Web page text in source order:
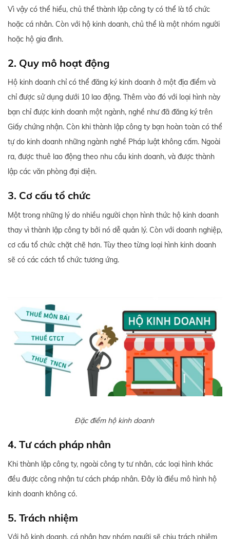
Vì vậy có thể hiểu, chủ thể thành lập công ty có thể là tổ chức
hoặc cá nhân. Còn với hộ kinh doanh, chủ thể là một nhóm người
hoặc hộ gia đình.
2. Quy mô hoạt động
Hộ kinh doanh chỉ có thể đăng ký kinh doanh ở một địa điểm và
chỉ được sử dụng dưới 10 lao động. Thêm vào đó với loại hình này
bạn chỉ được kinh doanh một ngành, nghề như đã đăng ký trên
Giấy chứng nhận. Còn khi thành lập công ty bạn hoàn toàn có thể
tự do kinh doanh những ngành nghề Pháp luật không cấm. Ngoài
ra, được thuê lao động theo nhu cầu kinh doanh, và được thành
lập các văn phòng đại diện.
3. Cơ cấu tổ chức
Một trong những lý do nhiều người chọn hình thức hộ kinh doanh
thay vì thành lập công ty bởi nó dễ quản lý. Còn với doanh nghiệp,
cơ cấu tổ chức chặt chẽ hơn. Tùy theo từng loại hình kinh doanh
sẽ có các cách tổ chức tương ứng.
Đặc điểm hộ kinh doanh
4. Tư cách pháp nhân
Khi thành lập công ty, ngoài công ty tư nhân, các loại hình khác
đều được công nhận tư cách pháp nhân. Đây là điều mô hình hộ
kinh doanh không có.
5. Trách nhiệm